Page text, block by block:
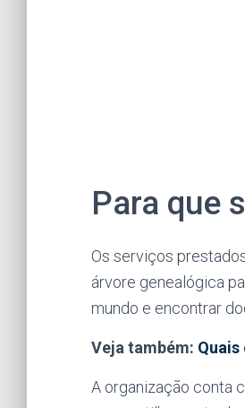
Para que
Os serviços
árvore genealógica
mundo e encontrar
Veja também:
A organização conta